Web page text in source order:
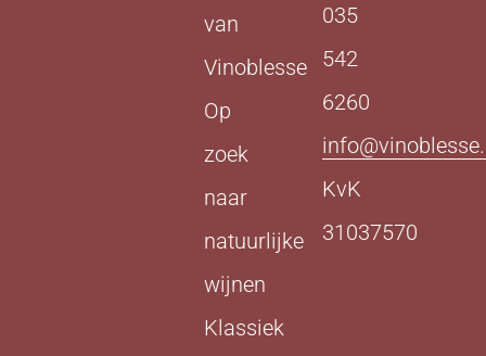
van
Vinoblesse
Op
zoek
naar
natuurlijke
wijnen
Klassiek
035
542
6260
KvK
31037570